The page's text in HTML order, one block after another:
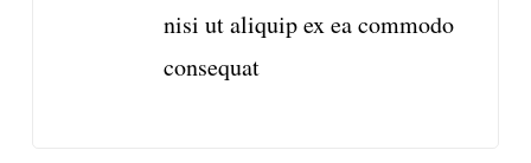
nisi ut aliquip ex ea commodo
consequat